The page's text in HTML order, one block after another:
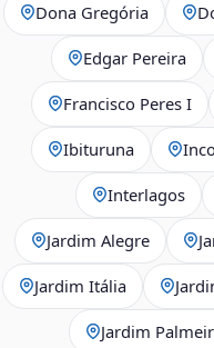
Dona Gregória
Edgar Pereira
Francisco Peres I
Ibituruna
Interlagos
Jardim Alegre
Jardim Itália
Jardim